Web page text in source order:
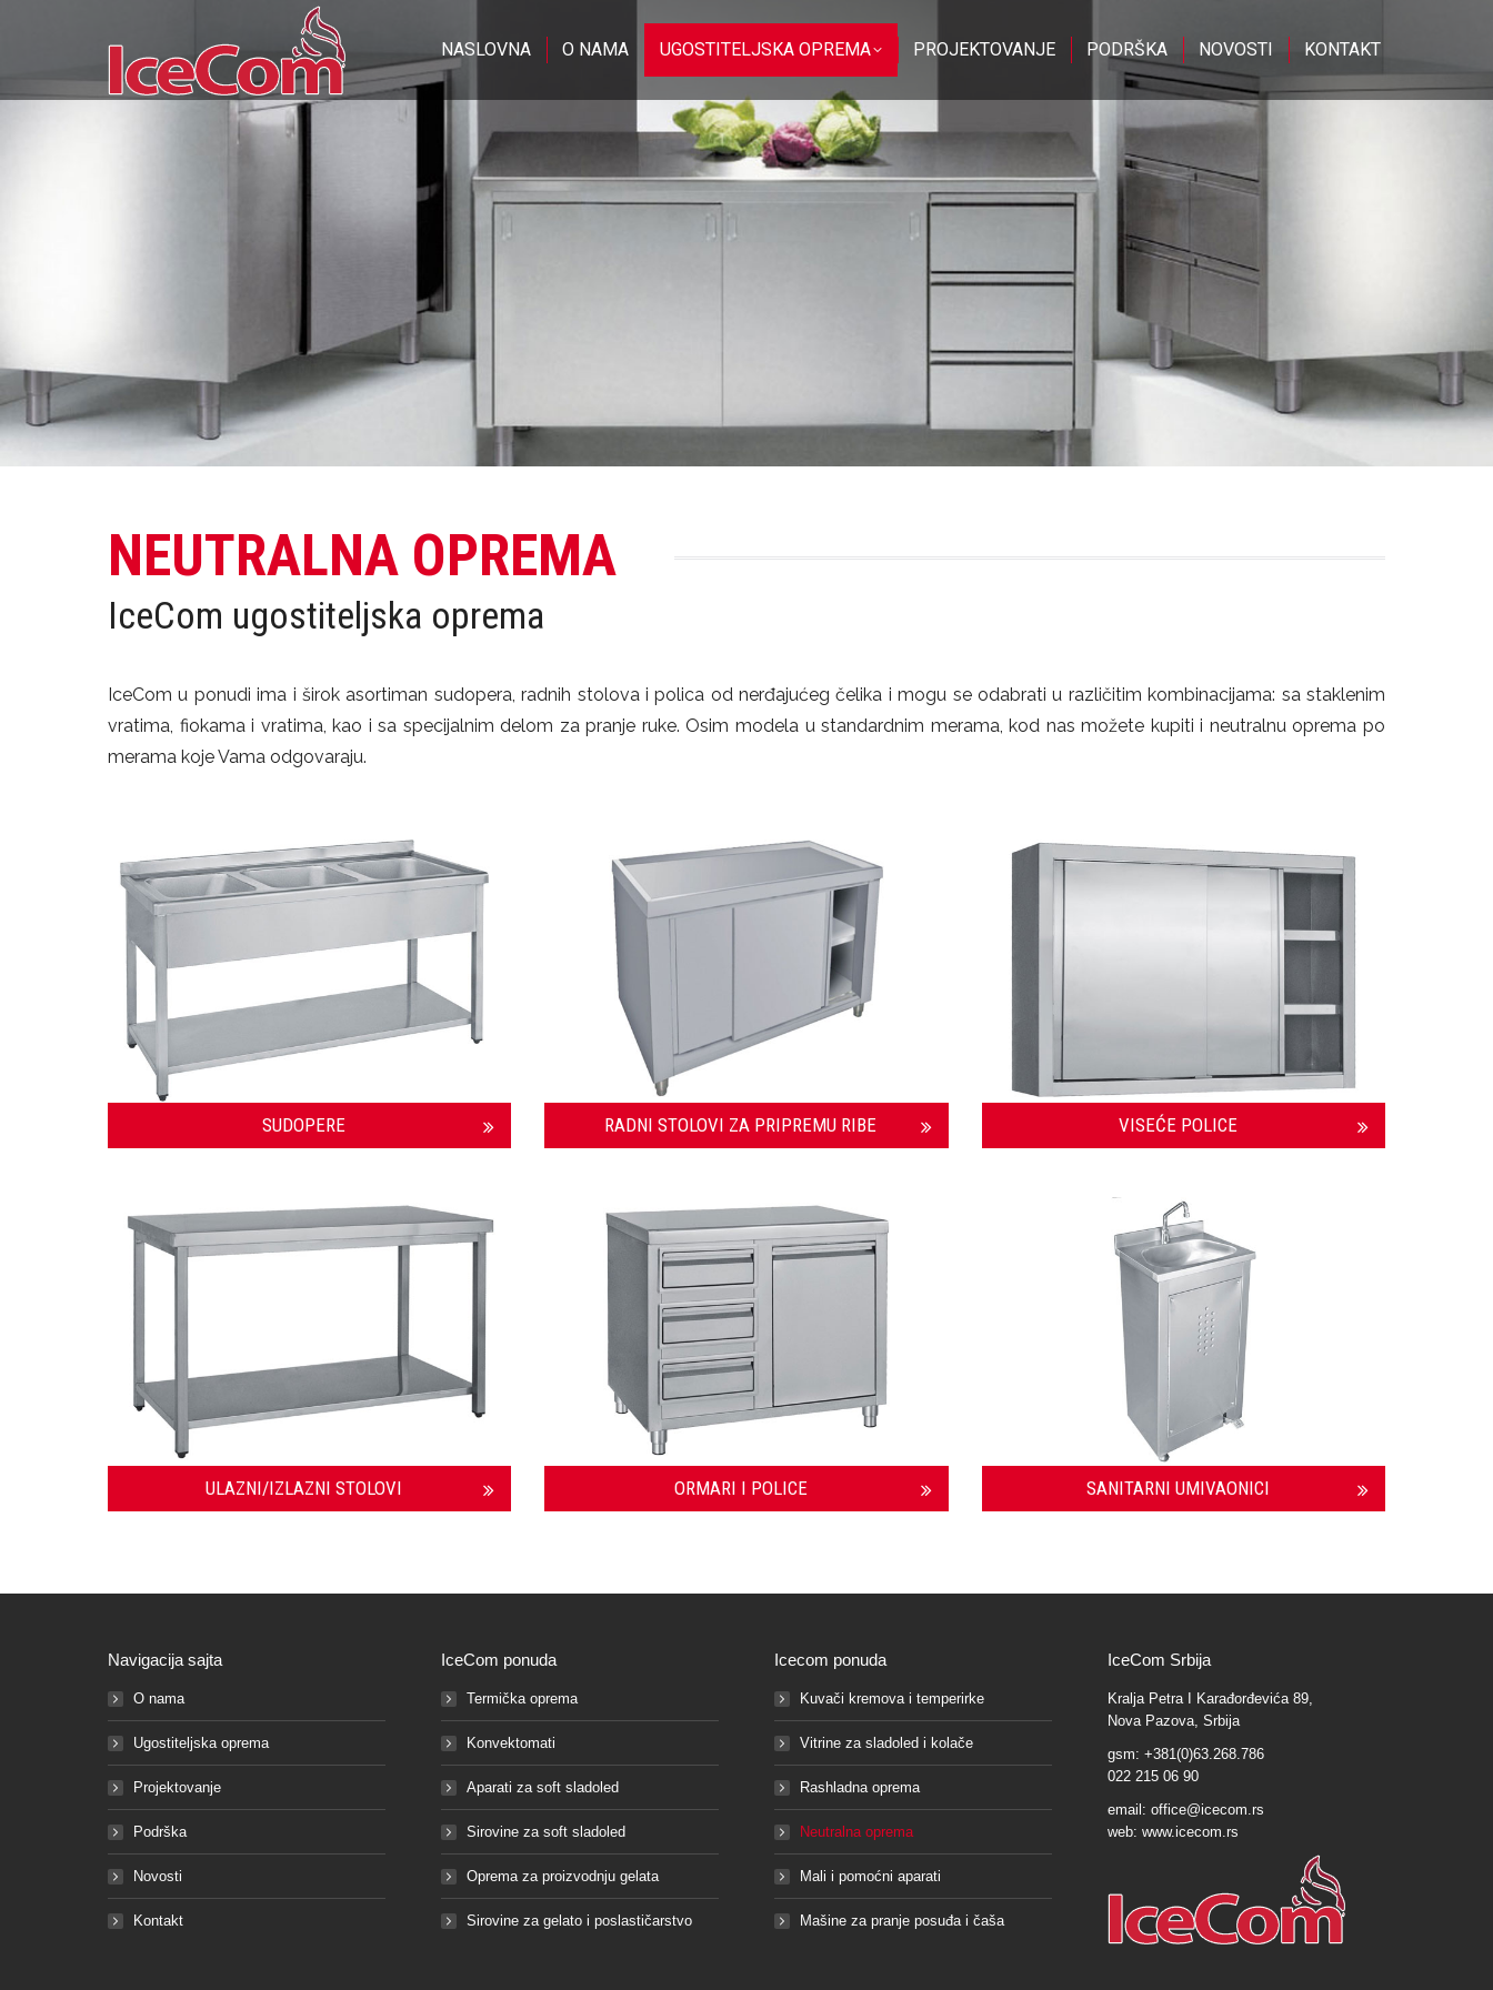
NASLOVNA O NAMA UGOSTITELJSKA OPREMA PROJEKTOVANJE PODRŠKA NOVOSTI KONTAKT
NEUTRALNA OPREMA
IceCom ugostiteljska oprema
IceCom u ponudi ima i širok asortiman sudopera, radnih stolova i polica od nerđajućeg čelika i mogu se odabrati u različitim kombinacijama: sa staklenim
vratima, fiokama i vratima, kao i sa specijalnim delom za pranje ruke. Osim modela u standardnim merama, kod nas možete kupiti i neutralnu oprema po
merama koje Vama odgovaraju.
SUDOPERE RADNI STOLOVI ZA PRIPREMU RIBE VISEĆE POLICE
ULAZNI/IZLAZNI STOLOVI ORMARI I POLICE SANITARNI UMIVAONICI
Navigacija sajta
O nama
Ugostiteljska oprema
Projektovanje
Podrška
Novosti
Kontakt
IceCom ponuda
Termička oprema
Konvektomati
Aparati za soft sladoled
Sirovine za soft sladoled
Oprema za proizvodnju gelata
Sirovine za gelato i poslastičarstvo
Icecom ponuda
Kuvači kremova i temperirke
Vitrine za sladoled i kolače
Rashladna oprema
Neutralna oprema
Mali i pomoćni aparati
Mašine za pranje posuđa i čaša
IceCom Srbija
Kralja Petra I Karađorđevića 89,
Nova Pazova, Srbija
gsm: +381(0)63.268.786
022 215 06 90
email: office@icecom.rs
web: www.icecom.rs